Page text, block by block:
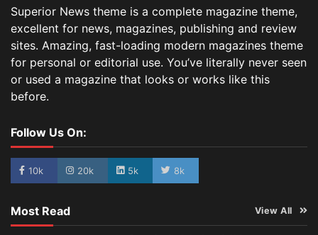
Superior News theme is a complete magazine theme,
excellent for news, magazines, publishing and review
sites. Amazing, fast-loading modern magazines theme
for personal or editorial use. You’ve literally never seen
or used a magazine that looks or works like this
before.
Follow Us On:
10k 20k 5k 8k
Most Read View All